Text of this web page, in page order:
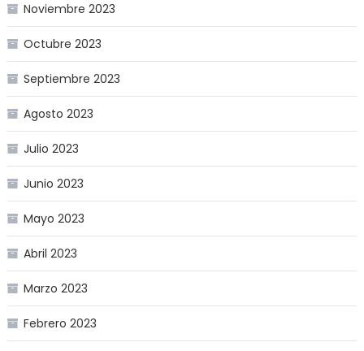
Noviembre 2023
Octubre 2023
Septiembre 2023
Agosto 2023
Julio 2023
Junio 2023
Mayo 2023
Abril 2023
Marzo 2023
Febrero 2023